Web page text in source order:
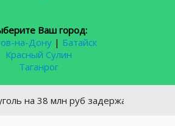
Ваш город:
на-Дону | Батайск
Красный Сулин
Таганрог
38 млн руб задержан в Ростовской